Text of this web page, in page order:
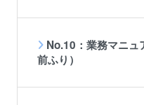
No.10：業務マニュ
前ふり）